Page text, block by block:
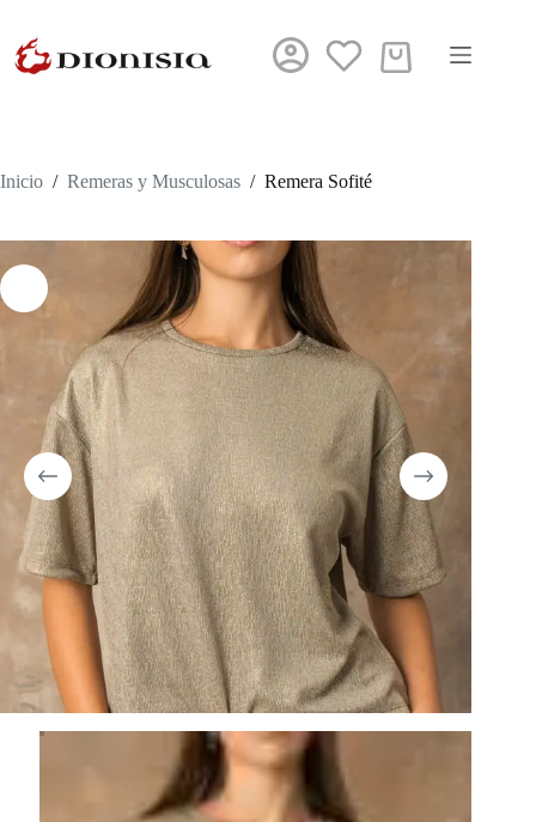
contenido
Carro
Inicio / Remeras y Musculosas / Remera Sofité